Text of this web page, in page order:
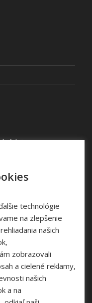
údajov
technológie
na zlepšenie
našich
zobrazovali
a cielené reklamy,
našich
a na